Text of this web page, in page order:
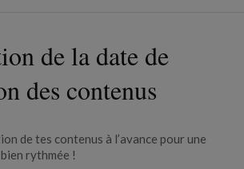
de la date de
des contenus
de tes contenus à l’avance pour une
rythmée !